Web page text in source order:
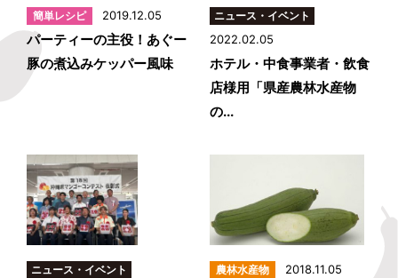
2019.12.05
パーティーの主役！あぐー
豚の煮込みケッパー風味
2022.02.05
ホテル・中食事業者・飲食
店様用「県産農林水産物
の...
2018.11.05